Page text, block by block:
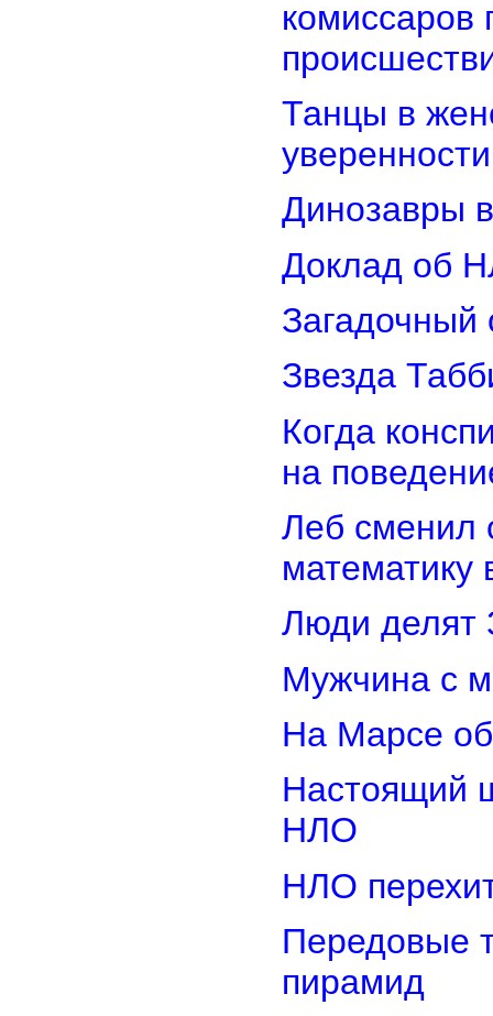
комиссаров
Танцы в
Динозавры
Доклад об
Загадочный
Звезда
Когда
на
Леб сменил
математику
Люди делят
Мужчина с
На Марсе
Настоящий
НЛО
НЛО
Передовые
пирамид